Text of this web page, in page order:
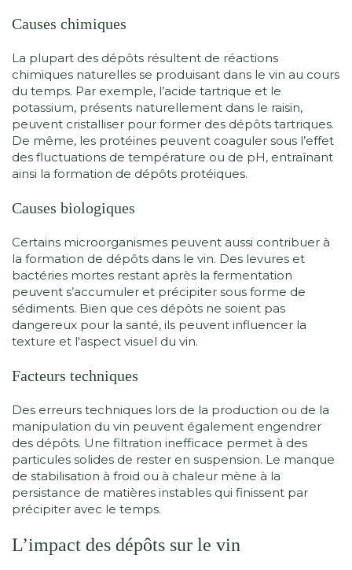
Causes chimiques
La plupart des dépôts résultent de réactions
chimiques naturelles se produisant dans le vin au cours
du temps. Par exemple, l’acide tartrique et le
potassium, présents naturellement dans le raisin,
peuvent cristalliser pour former des dépôts tartriques.
De même, les protéines peuvent coaguler sous l’effet
des fluctuations de température ou de pH, entraînant
ainsi la formation de dépôts protéiques.
Causes biologiques
Certains microorganismes peuvent aussi contribuer à
la formation de dépôts dans le vin. Des levures et
bactéries mortes restant après la fermentation
peuvent s’accumuler et précipiter sous forme de
sédiments. Bien que ces dépôts ne soient pas
dangereux pour la santé, ils peuvent influencer la
texture et l'aspect visuel du vin.
Facteurs techniques
Des erreurs techniques lors de la production ou de la
manipulation du vin peuvent également engendrer
des dépôts. Une filtration inefficace permet à des
particules solides de rester en suspension. Le manque
de stabilisation à froid ou à chaleur mène à la
persistance de matières instables qui finissent par
précipiter avec le temps.
L’impact des dépôts sur le vin